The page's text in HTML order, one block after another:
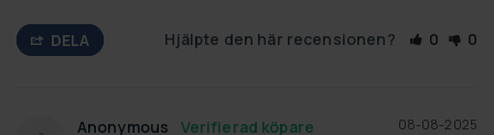
DELA Hjälpte den här recensionen? 0 0
08-08-2025
Anonymous